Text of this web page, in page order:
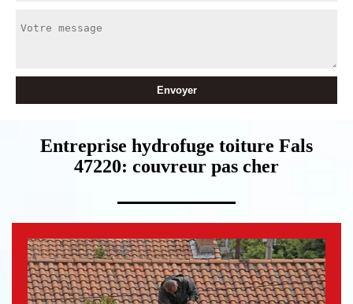
Entreprise hydrofuge toiture Fals
47220: couvreur pas cher